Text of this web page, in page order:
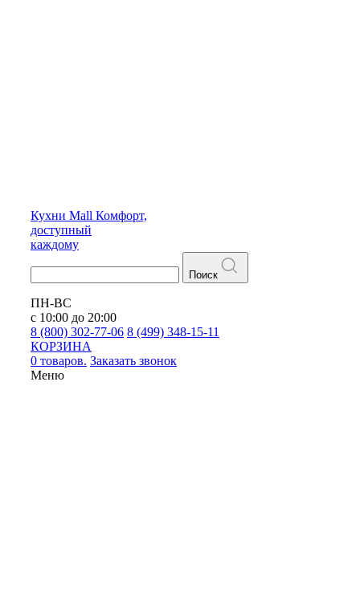
Кухни Mall Комфорт,
доступный
каждому
Поиск
ПН-ВС
с 10:00 до 20:00
8 (800) 302-77-06 8 (499) 348-15-11
КОРЗИНА
0 товаров. Заказать звонок
Меню